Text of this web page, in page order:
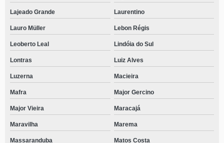
Lajeado Grande Laurentino
Lauro Müller Lebon Régis
Leoberto Leal Lindóia do Sul
Lontras Luiz Alves
Luzerna Macieira
Mafra Major Gercino
Major Vieira Maracajá
Maravilha Marema
Massaranduba Matos Costa